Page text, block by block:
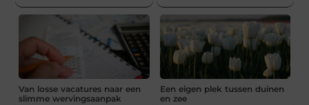
Van losse vacatures naar een
slimme wervingsaanpak
Een eigen plek tussen duinen
en zee